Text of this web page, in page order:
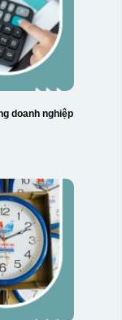
doanh nghiệp